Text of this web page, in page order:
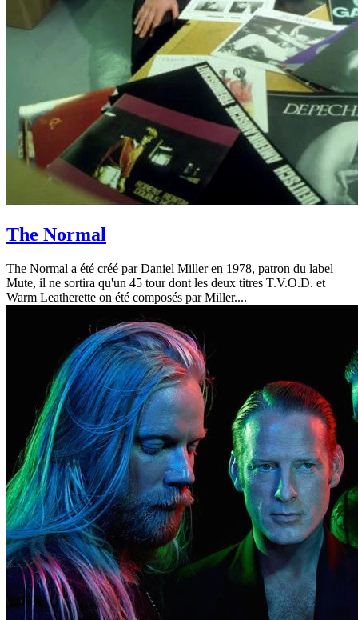
The Normal
The Normal a été créé par Daniel Miller en 1978, patron du label
Mute, il ne sortira qu'un 45 tour dont les deux titres T.V.O.D. et
Warm Leatherette on été composés par Miller....